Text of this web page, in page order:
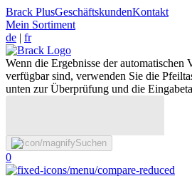
Brack PlusGeschäftskundenKontakt
Mein Sortiment
de | fr
Wenn die Ergebnisse der automatischen
verfügbar sind, verwenden Sie die
unten zur Überprüfung und die
Suchen
0